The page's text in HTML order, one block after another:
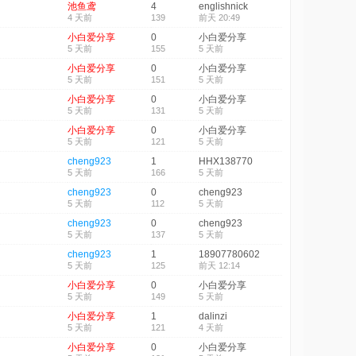
池鱼鸢
4 天前
4
139
englishnick
前天 20:49
小白爱分享
5 天前
0
155
小白爱分享
5 天前
小白爱分享
5 天前
0
151
小白爱分享
5 天前
小白爱分享
5 天前
0
131
小白爱分享
5 天前
小白爱分享
5 天前
0
121
小白爱分享
5 天前
cheng923
5 天前
1
166
HHX138770
5 天前
cheng923
5 天前
0
112
cheng923
5 天前
cheng923
5 天前
0
137
cheng923
5 天前
cheng923
5 天前
1
125
18907780602
前天 12:14
小白爱分享
5 天前
0
149
小白爱分享
5 天前
小白爱分享
5 天前
1
121
dalinzi
4 天前
小白爱分享 0 小白爱分享